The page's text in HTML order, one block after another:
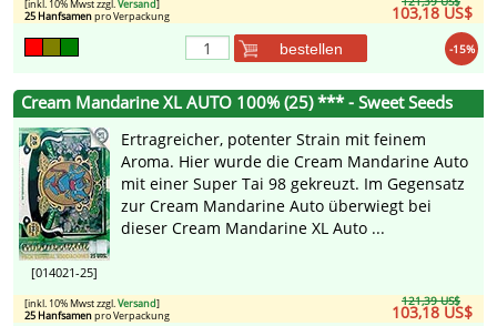
103,18 US$
[inkl. 10% Mwst zzgl.Versand]
25 Hanfsamenpro Verpackung
-15%
bestellen
Cream Mandarine XL AUTO 100% (25) *** - Sweet Seeds
[014021-25]
Ertragreicher, potenter Strain mit feinem
Aroma. Hier wurde die Cream Mandarine Auto
mit einer Super Tai 98 gekreuzt. Im Gegensatz
zur Cream Mandarine Auto überwiegt bei
dieser Cream Mandarine XL Auto ...
121,39 US$
103,18 US$
[inkl. 10% Mwst zzgl.Versand]
25 Hanfsamenpro Verpackung